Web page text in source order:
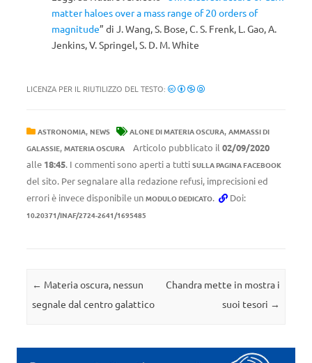
matter haloes over a mass range of 20 orders of
magnitude” di J. Wang, S. Bose, C. S. Frenk, L. Gao, A.
Jenkins, V. Springel, S. D. M. White
LICENZA PER IL RIUTILIZZO DEL TESTO:
ASTRONOMIA, NEWS ALONE DI MATERIA OSCURA, AMMASSI DI
GALASSIE, MATERIA OSCURA Articolo pubblicato il 02/09/2020
alle 18:45. I commenti sono aperti a tutti SULLA PAGINA FACEBOOK
del sito. Per segnalare alla redazione refusi, imprecisioni ed
errori è invece disponibile un MODULO DEDICATO. Doi:
10.20371/INAF/2724-2641/1695485
Navigazione articolo
← Materia oscura, nessun
segnale dal centro galattico
Chandra mette in mostra i
suoi tesori →